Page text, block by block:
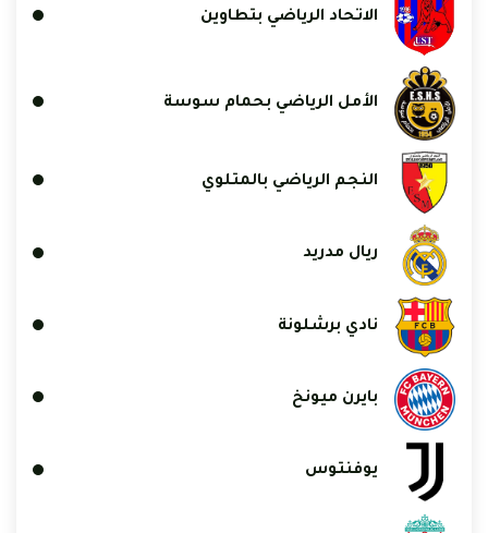
الاتحاد الرياضي بتطاوين
الأمل الرياضي بحمام سوسة
النجم الرياضي بالمتلوي
ريال مدريد
نادي برشلونة
بايرن ميونخ
يوفنتوس